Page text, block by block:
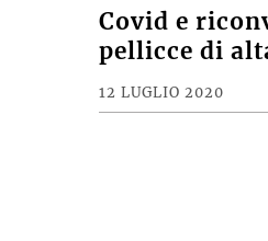
Covid e
pellicce di
12 LUGLIO 2020